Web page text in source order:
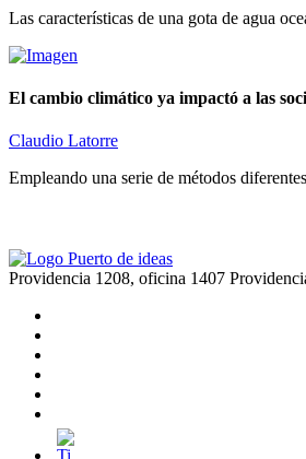
Las características de una gota de agua
El cambio climático ya impactó a las
Claudio Latorre
Empleando una serie de métodos
Providencia 1208, oficina 1407